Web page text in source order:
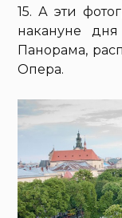
15. А эти
накануне
Панорама,
Опера.